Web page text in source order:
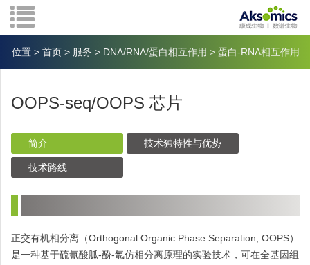
位置 > 首页 > 服务 > DNA/RNA/蛋白相互作用 > 蛋白-RNA相互作用
OOPS-seq/OOPS 芯片
简介 技术独特性与优势
技术路线
正交有机相分离（Orthogonal Organic Phase Separation, OOPS）
是一种基于硫氰酸胍-酚-氯仿相分离原理的实验技术，可在全基因组